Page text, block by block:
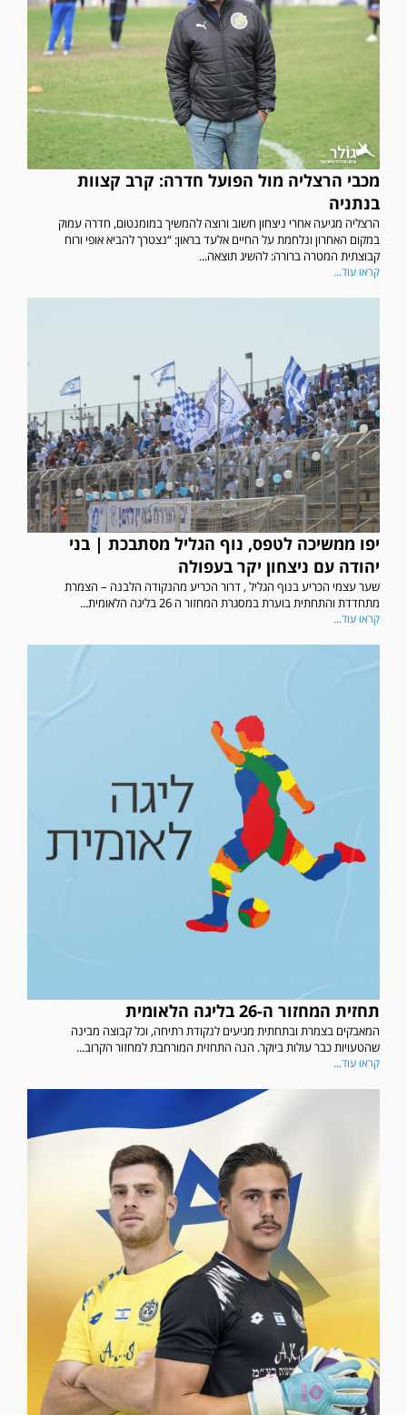
מכבי הרצליה מול הפועל חדרה: קרב קצוות
בנתניה
הרצליה מגיעה אחרי ניצחון חשוב ורוצה להמשיך במומנטום, חדרה עמוק
במקום האחרון ונלחמת על החיים אלעד בראון: “נצטרך להביא אופי ורוח
קבוצתית המטרה ברורה: להשיג תוצאה...
קראו עוד...
יפו ממשיכה לטפס, נוף הגליל מסתבכת | בני
יהודה עם ניצחון יקר בעפולה
שער עצמי הכריע בנוף הגליל , דרור הכריע מהנקודה הלבנה – הצמרת
מתחדדת והתחתית בוערת במסגרת המחזור ה 26 בליגה הלאומית...
קראו עוד...
תחזית המחזור ה-26 בליגה הלאומית
המאבקים בצמרת ובתחתית מגיעים לנקודת רתיחה, וכל קבוצה מבינה
שהטעויות כבר עולות ביוקר. הנה התחזית המורחבת למחזור הקרוב...
קראו עוד...